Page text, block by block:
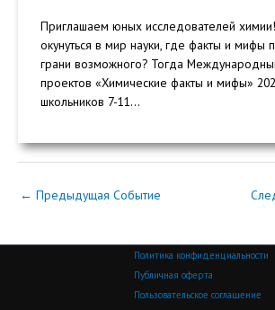
Приглашаем юных исследователей химии!
окунуться в мир науки, где факты и мифы
грани возможного? Тогда
проектов «Химические факты и мифы»
школьников 7-11...
← Предыдущая Событие
Политика конфиденциальности
Публичная оферта
Пользовательское соглашение